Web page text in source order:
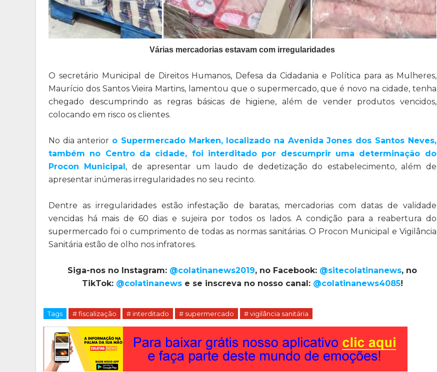
Várias mercadorias estavam com irregularidades
O secretário Municipal de Direitos Humanos, Defesa da Cidadania e Política para as Mulheres,
Maurício dos Santos Vieira Martins, lamentou que o supermercado, que é novo na cidade, tenha
chegado descumprindo as regras básicas de higiene, além de vender produtos vencidos,
colocando em risco os clientes.
No dia anterior o Supermercado Marken, localizado na Avenida Jones dos Santos Neves,
também no Centro da cidade, foi interditado por descumprir uma determinação do
Procon Municipal, de apresentar um laudo de dedetização do estabelecimento, além de
apresentar inúmeras irregularidades no seu recinto.
Dentre as irregularidades estão infestação de baratas, mercadorias com datas de validade
vencidas há mais de 60 dias e sujeira por todos os lados. A condição para a reabertura do
supermercado foi o cumprimento de todas as normas sanitárias. O Procon Municipal e Vigilância
Sanitária estão de olho nos infratores.
Siga-nos no Instagram: @colatinanews2019, no Facebook: @sitecolatinanews, no
TikTok: @colatinanewse se inscreva no nosso canal: @colatinanews4085!
Tags # fiscalização # interditado # supermercado # vigilância sanitária